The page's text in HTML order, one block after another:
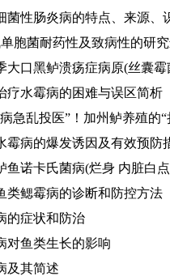
菌性肠炎病的特点、来源、
胞菌耐药性及致病性的研
大口黑鲈溃疡症病原(丝囊
疗水霉病的困难与误区简析
急乱投医”！加州鲈养殖
霉病的爆发诱因及有效预防
鱼诺卡氏菌病(烂身 内脏白
类鳃霉病的诊断和防控方法
的症状和防治
对鱼类生长的影响
及其简述